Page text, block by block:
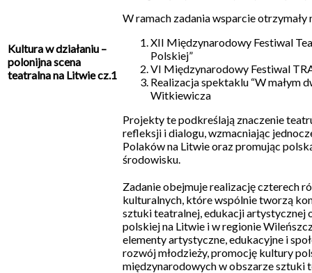
Kultura w działaniu –
polonijna scena
teatralna na Litwie cz.1
W ramach zadania wsparcie otrzymały
XII Międzynarodowy Festiwal
Polskiej”
VI Międzynarodowy Festiwal
Realizacja spektaklu “W małym
Witkiewicza
Projekty te podkreślają znaczenie
refleksji i dialogu, wzmacniając
Polaków na Litwie oraz promując
środowisku.
Zadanie obejmuje realizację czterech
kulturalnych, które wspólnie tworzą
sztuki teatralnej, edukacji artystycznej
polskiej na Litwie i w regionie
elementy artystyczne, edukacyjne i
rozwój młodzieży, promocję kultury
międzynarodowych w obszarze sztuki